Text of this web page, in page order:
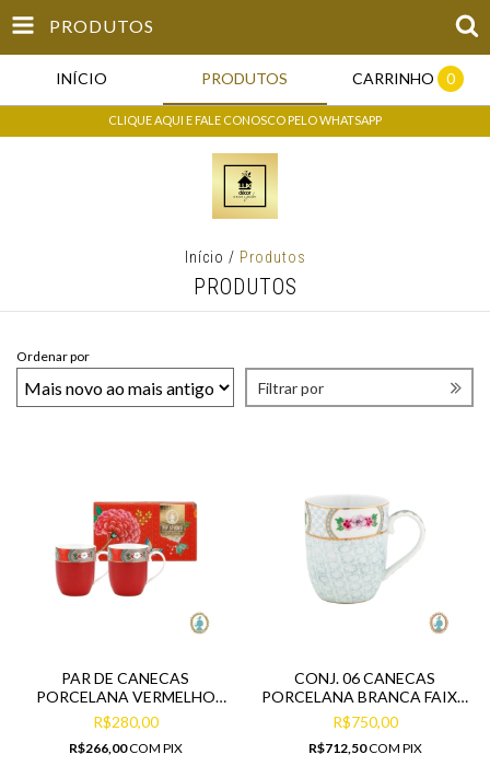
PRODUTOS
INÍCIO PRODUTOS CARRINHO 0
CLIQUE AQUI E FALE CONOSCO PELO WHATSAPP
Início / Produtos
PRODUTOS
Ordenar por
Filtrar por
PAR DE CANECAS
PORCELANA VERMELHO
FAIXA NA BORDA
R$280,00
R$266,00COM PIX
CONJ. 06 CANECAS
PORCELANA BRANCA FAIXA
C FLOR NA BORDA
R$750,00
R$712,50COM PIX